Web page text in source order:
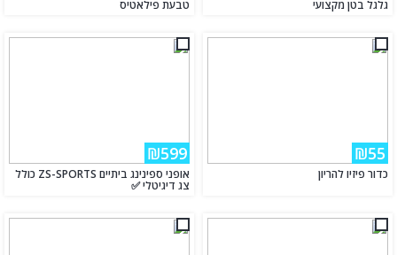
גלגל בטן מקצועי טבעת פילאטיס
₪55
כדור פיזיו להריון
₪599
אופני ספינינג ביתיים ZS-SPORTS כולל
צג דיגיטלי ✅